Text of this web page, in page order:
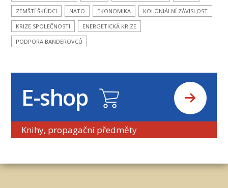
ZEMŠTÍ ŠKŮDCI
NATO EKONOMIKA
KOLONIÁLNÍ ZÁVISLOST
KRIZE SPOLEČNOSTI
ENERGETICKÁ KRIZE
PODPORA BANDEROVCŮ
E-shop
Knihy, propagační předměty